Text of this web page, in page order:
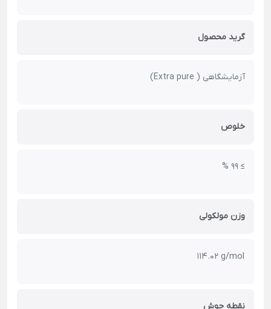
گرید محصول
آزمایشگاهی ( Extra pure)
خلوص
≥ 99 %
وزن مولکولی
114.02 g/mol
نقطه جوش